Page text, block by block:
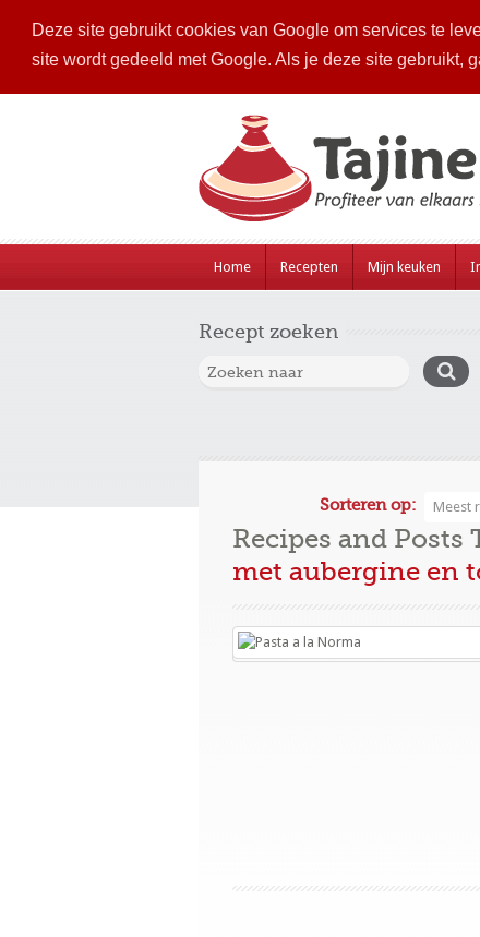
Deze site gebruikt cookies van Google om services te
site wordt gedeeld met Google. Als je deze site gebruikt,
Home Recepten Mijn keuken
Recept zoeken
Sorteren op: Meest
Recipes and Posts
met aubergine en